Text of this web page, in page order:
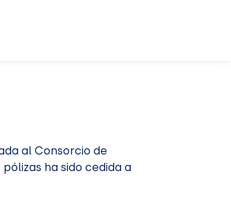
al Consorcio de
ha sido cedida a